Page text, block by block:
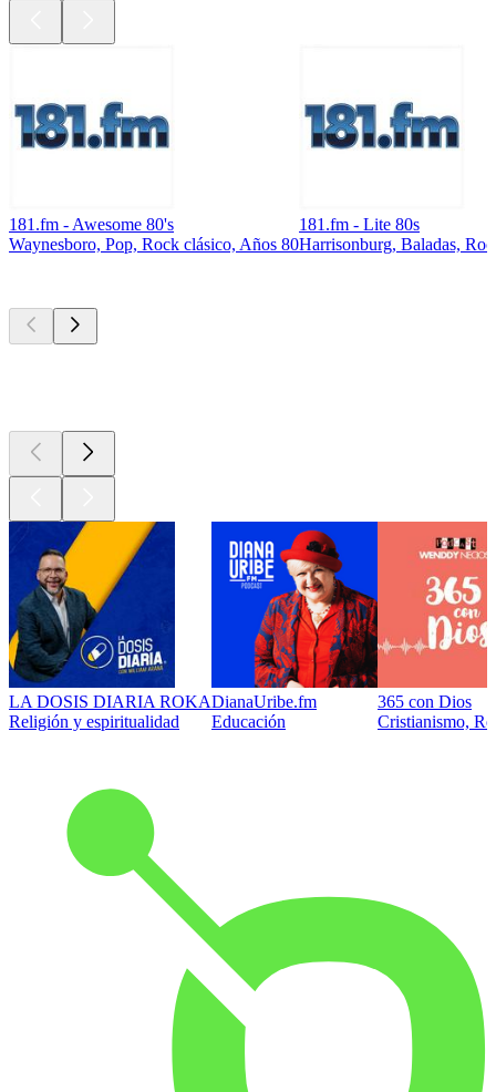
181.fm - Awesome 80's
Waynesboro, Pop, Rock clásico, Años 80
181.fm - Lite 80s
Harrisonburg, Baladas,
LA DOSIS DIARIA ROKA
Religión y espiritualidad
DianaUribe.fm
Educación
365 con Dios
Cristianismo,